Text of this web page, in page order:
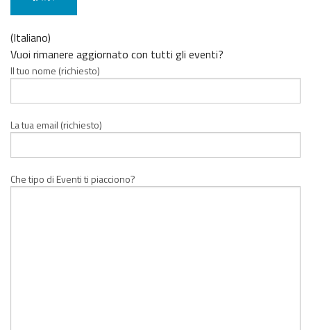
(Italiano)
Vuoi rimanere aggiornato con tutti gli eventi?
Il tuo nome (richiesto)
La tua email (richiesto)
Che tipo di Eventi ti piacciono?